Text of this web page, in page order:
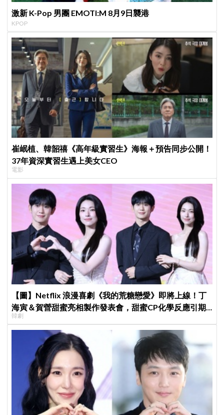
激新 K-Pop 男團 EMOTI:M 8月9日襲港
KPOP
崔岷植、韓韶禧《高年級實習生》海報＋預告同步公開！
37年資深實習生遇上美女CEO
電影
【圖】Netflix 浪漫喜劇《我的荒糖戀愛》即將上線！丁
海寅＆賀營甜蜜亮相製作發表會，甜蜜CP化學反應引期
待
韓劇